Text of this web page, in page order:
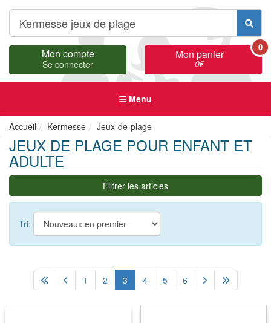
Mon compte
Se connecter
Mon panier
0€
0
Menu
Accueil Kermesse Jeux-de-plage
JEUX DE PLAGE POUR ENFANT ET
ADULTE
Filtrer les articles
Tri:
1 2 3 4 5 6